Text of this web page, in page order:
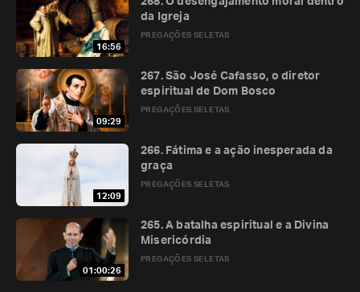
16:56
PREGAÇÕES SELETAS
da Igreja
09:29
PREGAÇÕES SELETAS
267. São José Cafasso, o diretor
espiritual de Dom Bosco
12:09
PREGAÇÕES SELETAS
266. Fátima e a ação inesperada da
graça
01:00:26
PREGAÇÕES SELETAS
265. A batalha espiritual e a Divina
Misericórdia